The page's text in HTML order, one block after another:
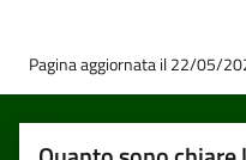
Pagina aggiornata il 22/05/